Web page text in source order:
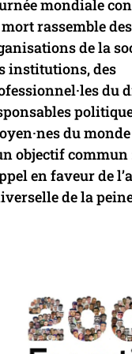
mondiale
rassemble des
de la
institutions, des
du
du
objectif
en faveur de
de la